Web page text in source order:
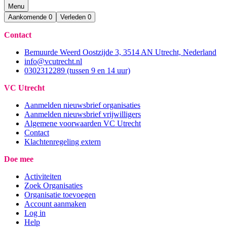
Menu
Aankomende 0 Verleden 0
Contact
Bemuurde Weerd Oostzijde 3, 3514 AN Utrecht, Nederland
info@vcutrecht.nl
0302312289 (tussen 9 en 14 uur)
VC Utrecht
Aanmelden nieuwsbrief organisaties
Aanmelden nieuwsbrief vrijwilligers
Algemene voorwaarden VC Utrecht
Contact
Klachtenregeling extern
Doe mee
Activiteiten
Zoek Organisaties
Organisatie toevoegen
Account aanmaken
Log in
Help